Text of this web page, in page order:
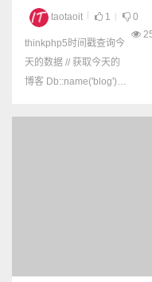
taotaoit 1
0
thinkphp5时间戳查询今
天的数据 // 获取今天的
博客 Db::name('blog') -
me', 'today') ->select();